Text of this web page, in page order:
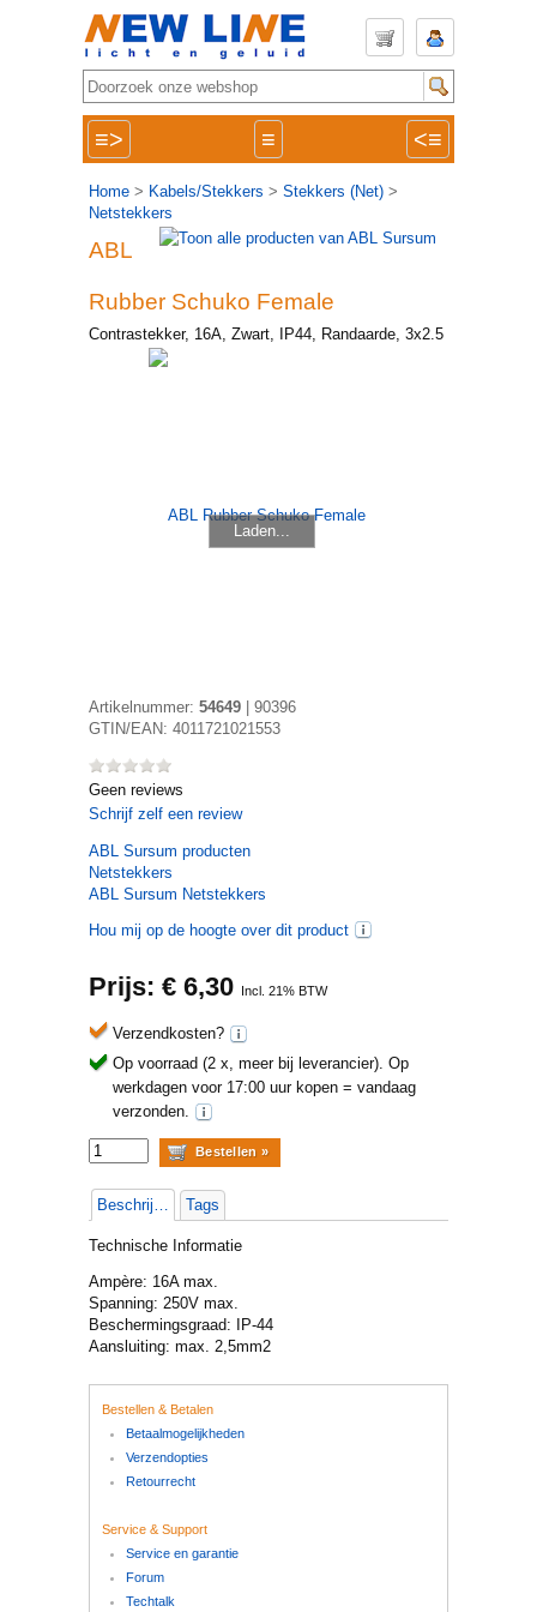
≡> ≡ <≡
Home > Kabels/Stekkers > Stekkers (Net) >
Netstekkers
ABL
Rubber Schuko Female
Contrastekker, 16A, Zwart, IP44, Randaarde, 3x2.5
Laden...
Artikelnummer: 54649
90396
GTIN/EAN: 4011721021553
Geen reviews
Schrijf zelf een review
ABL Sursum producten
Netstekkers
ABL Sursum Netstekkers
Hou mij op de hoogte over dit product
Prijs: € 6,30 Incl. 21% BTW
Verzendkosten?
Op voorraad (2 x, meer bij leverancier). Op
werkdagen voor 17:00 uur kopen = vandaag
verzonden.
Beschrijving Tags
Technische Informatie
Ampère: 16A max.
Spanning: 250V max.
Beschermingsgraad: IP-44
Aansluiting: max. 2,5mm2
Bestellen & Betalen
Betaalmogelijkheden
Verzendopties
Retourrecht
Service & Support
Service en garantie
Forum
Techtalk